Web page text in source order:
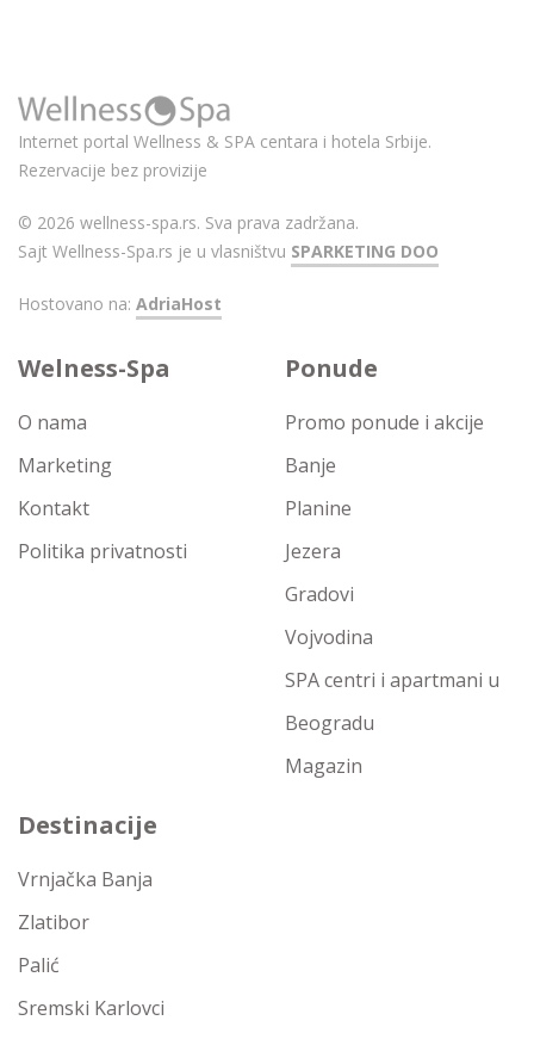
Internet portal Wellness & SPA centara i hotela Srbije.
Rezervacije bez provizije
© 2026 wellness-spa.rs. Sva prava zadržana.
Sajt Wellness-Spa.rs je u vlasništvu SPARKETING DOO
Hostovano na: AdriaHost
Welness-Spa
O nama
Marketing
Kontakt
Politika privatnosti
Ponude
Promo ponude i akcije
Banje
Planine
Jezera
Gradovi
Vojvodina
SPA centri i apartmani u
Beogradu
Magazin
Destinacije
Vrnjačka Banja
Zlatibor
Palić
Sremski Karlovci